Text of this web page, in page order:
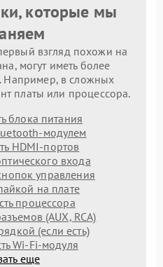
которые мы
взгляд похожи на
могут иметь более
Например, в сложных
платы или процессора.
блока питания
модулем
HDMI-портов
входа
управления
на плате
процессора
(AUX, RCA)
(если есть)
Wi-Fi-модуля
еще